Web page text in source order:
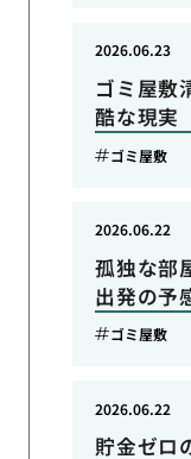
ゴミ屋敷
酷な現実
2026.06.23
ゴミ屋敷
孤独な部
出発の予
2026.06.22
ゴミ屋敷
貯金ゼロ
2026.06.22